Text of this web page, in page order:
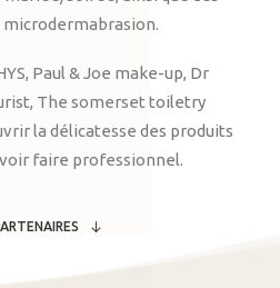
microdermabrasion.
Paul & Joe make-up, Dr
The somerset toiletry
la délicatesse des produits
faire professionnel.